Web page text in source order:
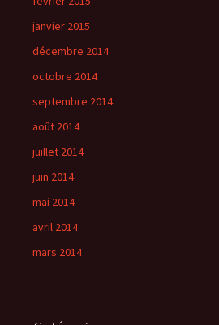
janvier 2015
décembre 2014
octobre 2014
septembre 2014
août 2014
juillet 2014
juin 2014
mai 2014
avril 2014
mars 2014